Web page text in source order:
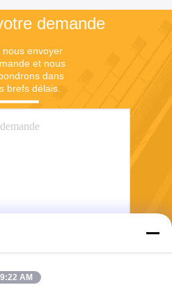
demande
nous envoyer
et nous
dans
brefs délais.
Envoyer
9:22 AM